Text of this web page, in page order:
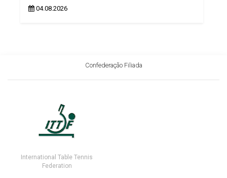
04.08.2026
Confederação Filiada
International Table Tennis
Federation